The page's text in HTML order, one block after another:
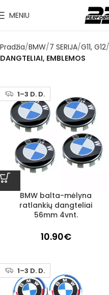
MENIU
Pradžia BMW 7 SERIJA G11, G12
DANGTELIAI, EMBLEMOS
1–3 D. D.
BMW balta-mėlyna
ratlankių dangteliai
56mm 4vnt.
10.90€
1–3 D. D.